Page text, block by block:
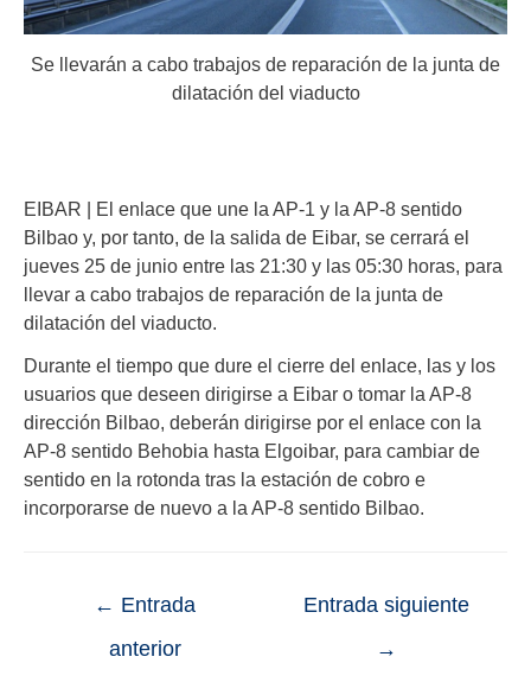
Se llevarán a cabo trabajos de reparación de la junta de
dilatación del viaducto
EIBAR | El enlace que une la AP-1 y la AP-8 sentido
Bilbao y, por tanto, de la salida de Eibar, se cerrará el
jueves 25 de junio entre las 21:30 y las 05:30 horas, para
llevar a cabo trabajos de reparación de la junta de
dilatación del viaducto.
Durante el tiempo que dure el cierre del enlace, las y los
usuarios que deseen dirigirse a Eibar o tomar la AP-8
dirección Bilbao, deberán dirigirse por el enlace con la
AP-8 sentido Behobia hasta Elgoibar, para cambiar de
sentido en la rotonda tras la estación de cobro e
incorporarse de nuevo a la AP-8 sentido Bilbao.
← Entrada
anterior
Entrada siguiente
→